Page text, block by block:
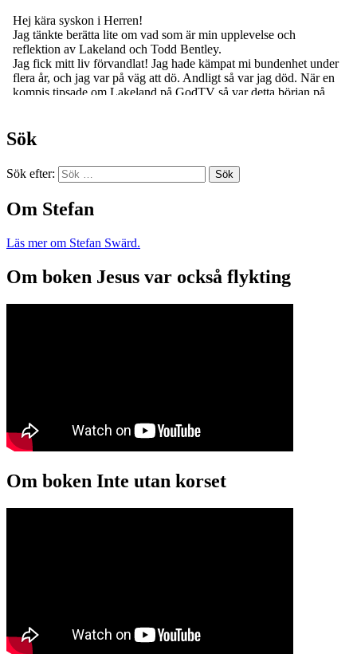
Sök
Sök efter:
Om Stefan
Läs mer om Stefan Swärd.
Om boken Jesus var också flykting
Om boken Inte utan korset